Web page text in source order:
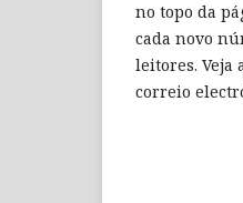
no topo da
cada novo
leitores. Veja
correio